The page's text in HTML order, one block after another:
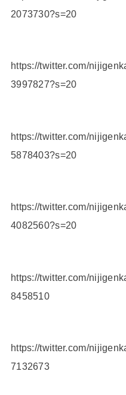
2073730?s=20
https://twitter.com/
3997827?s=20
https://twitter.com/
5878403?s=20
https://twitter.com/
4082560?s=20
https://twitter.com/
8458510
https://twitter.com/
7132673